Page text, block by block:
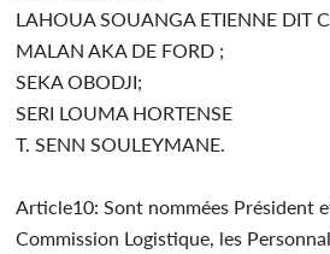
LAHOUA SOUANGA ETIENNE DIT
MALAN AKA DE FORD ;
SEKA OBODJI;
SERI LOUMA HORTENSE
T. SENN SOULEYMANE.
Article10: Sont nommées Président
Commission Logistique, les